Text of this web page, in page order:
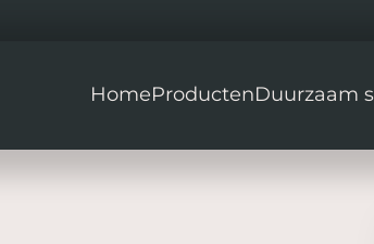
HomeProductenDuurzaam